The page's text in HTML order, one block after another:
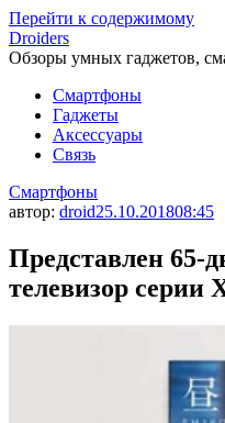
Перейти к содержимому
Droiders
Обзоры умных гаджетов,
Смартфоны
Гаджеты
Аксессуары
Связь
Смартфоны
автор: droid25.10.201808:45
Представлен
телевизор серии